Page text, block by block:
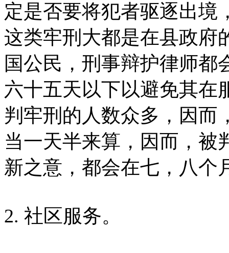
定是否要将犯者驱逐出境
这类牢刑大都是在县政府
国公民，刑事辩护律师都
六十五天以下以避免其在
判牢刑的人数众多，因而
当一天半来算，因而，被
新之意，都会在七，八个
2. 社区服务。